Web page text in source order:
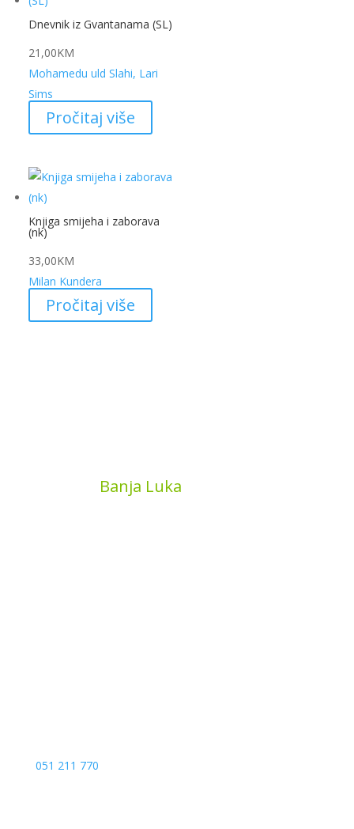
Dnevnik iz Gvantanama (SL)
21,00KM
Mohamedu uld Slahi, Lari
Sims
Pročitaj više
Knjiga smijeha i zaborava
(nk)
33,00KM
Milan Kundera
Pročitaj više
Banja Luka
051 211 770